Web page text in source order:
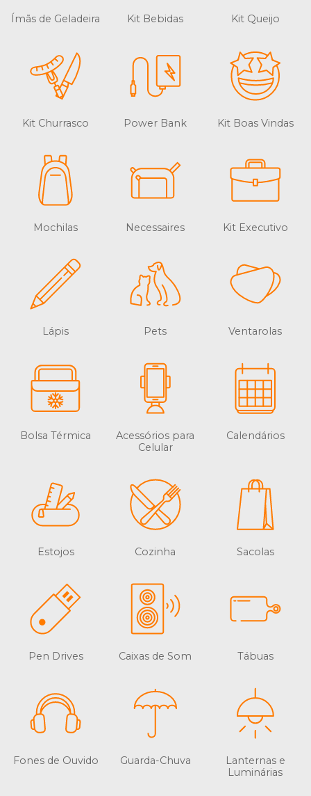
Ímãs de Geladeira Kit Bebidas Kit Queijo
Kit Churrasco Power Bank Kit Boas Vindas
Mochilas Necessaires Kit Executivo
Lápis Pets Ventarolas
Bolsa Térmica
Acessórios para
Celular
Calendários
Estojos Cozinha Sacolas
Pen Drives Caixas de Som Tábuas
Fones de Ouvido Guarda-Chuva
Lanternas e
Luminárias